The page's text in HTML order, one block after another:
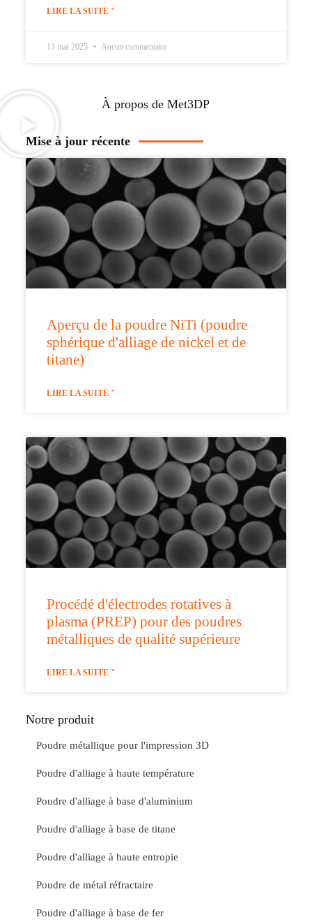
LIRE LA SUITE "
13 mai 2025 Aucun commentaire
À propos de Met3DP
Mise à jour récente
Aperçu de la poudre NiTi (poudre
sphérique d'alliage de nickel et de
titane)
LIRE LA SUITE "
Procédé d'électrodes rotatives à
plasma (PREP) pour des poudres
métalliques de qualité supérieure
LIRE LA SUITE "
Notre produit
Poudre métallique pour l'impression 3D
Poudre d'alliage à haute température
Poudre d'alliage à base d'aluminium
Poudre d'alliage à base de titane
Poudre d'alliage à haute entropie
Poudre de métal réfractaire
Poudre d'alliage à base de fer